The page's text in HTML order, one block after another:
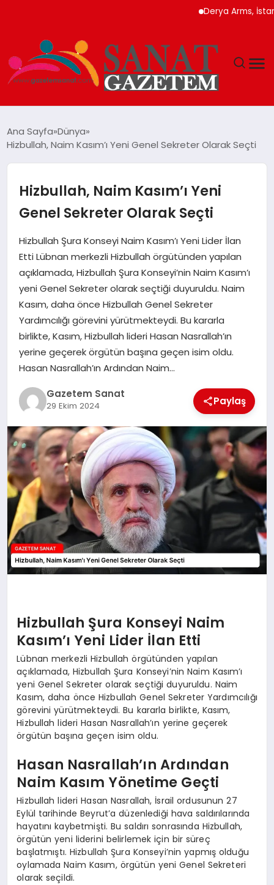
Derya Arms, İstanbul
TEKNOLOJI
SIYASET
SPOR
YAŞAM
EKONOMI
SAĞLIK
DÜNYA
EĞITIM
Ana Sayfa Dünya
Hizbullah, Naim Kasım’ı Yeni Genel Sekreter Olarak Seçti
Hizbullah, Naim Kasım’ı Yeni
Genel Sekreter Olarak Seçti
Hizbullah Şura Konseyi Naim Kasım’ı Yeni Lider İlan
Etti Lübnan merkezli Hizbullah örgütünden yapılan
açıklamada, Hizbullah Şura Konseyi’nin Naim Kasım’ı
yeni Genel Sekreter olarak seçtiği duyuruldu. Naim
Kasım, daha önce Hizbullah Genel Sekreter
Yardımcılığı görevini yürütmekteydi. Bu kararla
birlikte, Kasım, Hizbullah lideri Hasan Nasrallah’ın
yerine geçerek örgütün başına geçen isim oldu.
Hasan Nasrallah’ın Ardından Naim…
Gazetem Sanat
29 Ekim 2024 Paylaş
Hizbullah Şura Konseyi Naim
Kasım’ı Yeni Lider İlan Etti
Lübnan merkezli Hizbullah örgütünden yapılan
açıklamada, Hizbullah Şura Konseyi’nin Naim Kasım’ı
yeni Genel Sekreter olarak seçtiği duyuruldu. Naim
Kasım, daha önce Hizbullah Genel Sekreter Yardımcılığı
görevini yürütmekteydi. Bu kararla birlikte, Kasım,
Hizbullah lideri Hasan Nasrallah’ın yerine geçerek
örgütün başına geçen isim oldu.
Hasan Nasrallah’ın Ardından
Naim Kasım Yönetime Geçti
Hizbullah lideri Hasan Nasrallah, İsrail ordusunun 27
Eylül tarihinde Beyrut’a düzenlediği hava saldırılarında
hayatını kaybetmişti. Bu saldırı sonrasında Hizbullah,
örgütün yeni liderini belirlemek için bir süreç
başlatmıştı. Hizbullah Şura Konseyi’nin yapmış olduğu
oylamada Naim Kasım, örgütün yeni Genel Sekreteri
olarak seçildi.